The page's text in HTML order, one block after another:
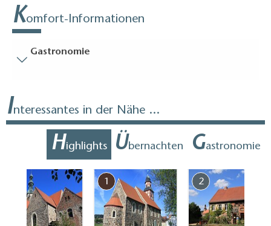
Komfort-Informationen
Gastronomie
Entfernung der Besucherparkplätze zum Eingang (in
Meter, ca.): 10
Bodenbelag
Zum Teil eingeschränkt begehbarer Bodenbelag
(innen und/oder außen)
Gäste-WC
Gäste-WC ist ohne Treppen erreichbar
Weitere Angaben
Interessantes in der Nähe ...
Highlights Übernachten Gastronomie
1 2